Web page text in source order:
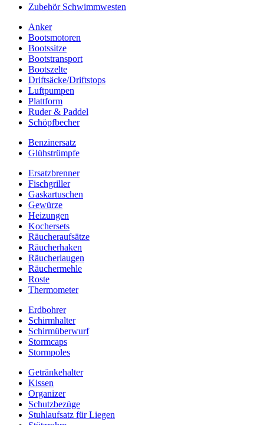
Zubehör Schwimmwesten
Anker
Bootsmotoren
Bootssitze
Bootstransport
Bootszelte
Driftsäcke/Driftstops
Luftpumpen
Plattform
Ruder & Paddel
Schöpfbecher
Benzinersatz
Glühstrümpfe
Ersatzbrenner
Fischgriller
Gaskartuschen
Gewürze
Heizungen
Kochersets
Räucheraufsätze
Räucherhaken
Räucherlaugen
Räuchermehle
Roste
Thermometer
Erdbohrer
Schirmhalter
Schirmüberwurf
Stormcaps
Stormpoles
Getränkehalter
Kissen
Organizer
Schutzbezüge
Stuhlaufsatz für Liegen